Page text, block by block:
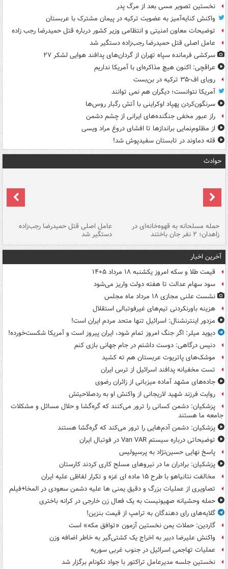
نخستین تصویر مسی بعد از مرگ پدر
واکنش کنایه‌آمیز به عضویت ترکیه در پیمان مشترک با عربستان
توضیحات معاون امنیتی و انتظامی وزیر کشور درباره قتل حمیدرضا رجب زاده
عامل اصلی قتل حمیدرضا رجب‌زاده دستگیر شد
سرکشی فرمانده سپاه تهران از گردان‌های پدافند هوایی لشکر ۲۷
عراقچی: اکنون هیچ مذاکره‌ای با آمریکا نداریم
رویای اف-۳۵ ترکیه در بن‌بست
آمریکا نتوانست؛ دیگران هم نمی توانند
سرنگون‌کردن پهپاد اوکراینی با آتش رگبار روس‌ها
راز عبور مخفی جنگنده‌های ایرانی از چشم دشمن
از مظلوم‌نمایی براندازها تا افشای دروغ مراد ویسی
قله دماوند در تابستان سفیدپوش شد!
حوادث
حمله مسلحانه به قهوه‌خانه‌ای در
زاهدان؛ ۲ نفر جان باختند
عامل اصلی قتل حمیدرضا رجب‌زاده
دستگیر شد
آخرین اخبار
قیمت طلا و سکه امروز یکشنبه ۱۸ مرداد ۱۴۰۵
سود سهام عدالت تا هفته دولت واریز می‌شود
نشست علنی مجازی ۱۸ مرداد ماه مجلس
هزینه باورنکردنی تیم‌های غیرفوتبالی استقلال
مزدور اینترنشنال: اسرائیل تنها متحد مردم ایران است!
دیوید میلر: اگر جنگ امروز تمام شود، ایران پیروز است و آمریکا شکست‌خورده!
دنیس درگاهی: دوست داشتم در جام جهانی بازی کنم
موشک‌های پاتریوت عربستان هم ته‌ کشید
تست مخفیانه پدافند اسرائیل از ترس ایران
جاده‌های مشهد آماده میزبانی از زائران رضوی
روایت فرزند شهید لاریجانی از واکنش او به ردصلاحیتش
پزشکیان: دشمن کسانی را ترور می‌کنند که گره‌گشا و حلال مسائل و مشکلات
جامعه ما هستند
پزشکیان: دشمن آدم‌هایی را ترور می‌کند که گره‌گشا هستند
توضیحاتی درباره سیستم Van VAR در فوتبال ایران
پاسخ نهایی حسین‌نژاد به پرسپولیس
پزشکیان: برادران ما در نیروهای مسلح کاری کردند کارستان
مخالفت نتانیاهو با طرح ۱۵ ماده ای غزه و تکرار لفاظی علیه ایران
تصاویری از عملیات بزرگ و دقیق یمنی ها علیه دشمن سعودی در المخا+فیلم
حمله وحشیانه صهیونیست به یک فعال زن خارجی در کرانه باختری
گلایه‌های رای دهندگان به ترامپ از قیمت بنزین!
گاردین: حملات یمن نخستین آزمون «توافق مکه» است
واکنش علیرضا دبیر به اخراج یک کشتی‌گیر به خاطر اضافه وزن
عملیات تهاجمی اسرائیل در جنوب غربی سوریه
نخستین جلسه مدیرعامل تراکتور با جواد نکونام برگزار شد